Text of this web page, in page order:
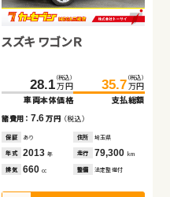
スズキ ワゴンＲ
28.1 （税込）
万円
車両本体価格
35.7 （税込）
万円
支払総額
諸費用： 7.6万円 （税込）
保証 あり 住所 埼玉県
年式 2013年 走行 79,300 km
排気 660cc 整備 法定整備付
トヨタ アルファード ハイ
685.0 （税込）
万円
車両本体価格
698.8 （税込）
万円
支払総額
諸費用： 13.8万円（税込）
保証 あり 住所 北海道
年式 2024年 走行 15,000 km
排気 2,500 整備 法定整備付
ダイハツ タント
123.4 （税込）
万円
車両本体価格
127.7 （税込）
万円
支払総額
諸費用： 4.3万円 （税込）
保証 なし 住所 岡山県
年式 2021年 走行 38,900 km
排気 660cc 整備 なし
スズキ スイフト
108.2 （税込）
万円
車両本体価格
119.8 （税込）
万円
支払総額
諸費用： 11.6万円（税込）
保証 あり 住所 埼玉県
年式 2016年 走行 71,100 km
排気 1,600 整備 法定整備付